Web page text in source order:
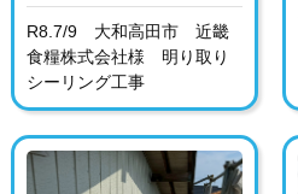
R8.7/9 大和高田市 近畿
食糧株式会社様 明り取り
シーリング工事